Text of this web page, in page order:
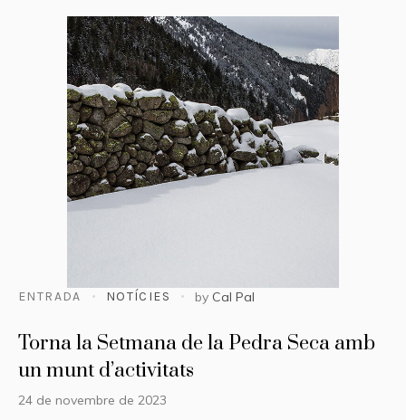
ENTRADA NOTÍCIES by Cal Pal
Torna la Setmana de la Pedra Seca amb
un munt d’activitats
24 de novembre de 2023